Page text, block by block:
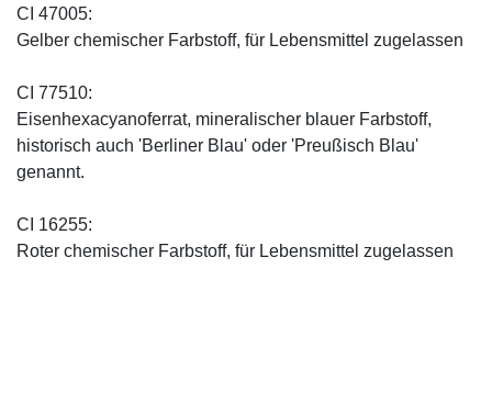
CI 47005:
Gelber chemischer Farbstoff, für Lebensmittel zugelassen
CI 77510:
Eisenhexacyanoferrat, mineralischer blauer Farbstoff,
historisch auch 'Berliner Blau' oder 'Preußisch Blau'
genannt.
CI 16255:
Roter chemischer Farbstoff, für Lebensmittel zugelassen